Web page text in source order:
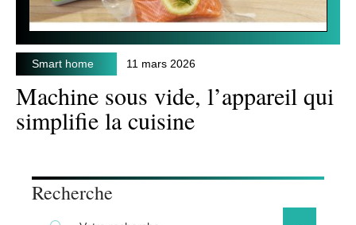
Smart home 11 mars 2026
Machine sous vide, l’appareil qui
simplifie la cuisine
Recherche